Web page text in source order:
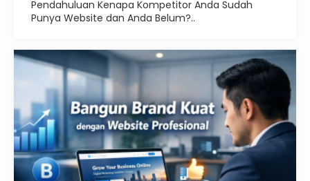
Pendahuluan Kenapa Kompetitor Anda Sudah
Punya Website dan Anda Belum?..